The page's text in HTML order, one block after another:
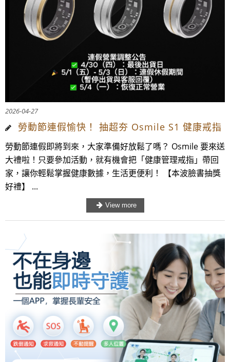
2026-04-27
勞動節連假愉快！ 抽超夯 Osmile S1 健康戒指
勞動節連假即將到來，大家準備好放鬆了嗎？ Osmile 要來送
大禮啦！只要參加活動，就有機會把「健康管理戒指」帶回
家，讓你輕鬆掌握健康數據，生活更便利！ 【本波臉書抽獎
好禮】 ...